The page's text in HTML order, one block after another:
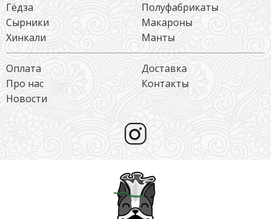
Гёдза
Полуфабрикаты
Сырники
Макароны
Хинкали
Манты
Оплата
Доставка
Про нас
Контакты
Новости